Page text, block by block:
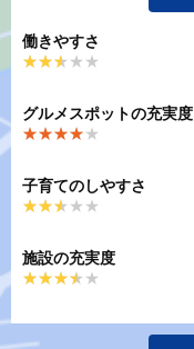
働きやすさ
★★★★★
★★★★★
グルメスポットの充実度
★★★★★
★★★★★
子育てのしやすさ
★★★★★
★★★★★
施設の充実度
★★★★★
★★★★★